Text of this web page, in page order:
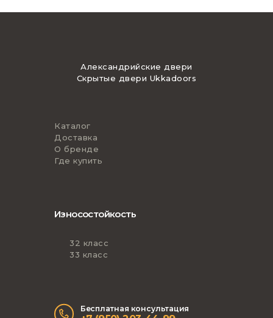
Александрийские двери
Скрытые двери Ukkadoors
Каталог
Доставка
О бренде
Где купить
Износостойкость
32 класс
33 класс
Бесплатная консультация